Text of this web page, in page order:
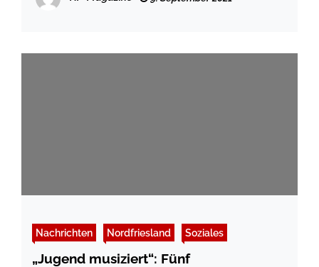
Nachrichten Nordfriesland Soziales
„Jugend musiziert“: Fünf